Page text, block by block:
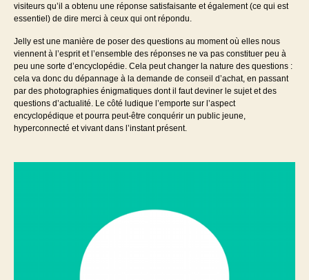
visiteurs qu’il a obtenu une réponse satisfaisante et également (ce qui est
essentiel) de dire merci à ceux qui ont répondu.
Jelly est une manière de poser des questions au moment où elles nous
viennent à l’esprit et l’ensemble des réponses ne va pas constituer peu à
peu une sorte d’encyclopédie. Cela peut changer la nature des questions :
cela va donc du dépannage à la demande de conseil d’achat, en passant
par des photographies énigmatiques dont il faut deviner le sujet et des
questions d’actualité. Le côté ludique l’emporte sur l’aspect
encyclopédique et pourra peut-être conquérir un public jeune,
hyperconnecté et vivant dans l’instant présent.